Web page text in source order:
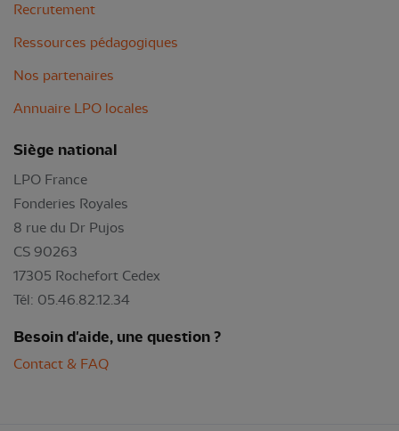
Recrutement
Ressources pédagogiques
Nos partenaires
Annuaire LPO locales
Siège national
LPO France
Fonderies Royales
8 rue du Dr Pujos
CS 90263
17305 Rochefort Cedex
Tél: 05.46.82.12.34
Besoin d'aide, une question ?
Contact & FAQ